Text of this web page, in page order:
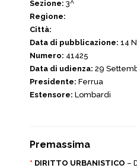
Sezione: 3^
Regione:
Città:
Data di pubblicazione: 14
Numero: 41425
Data di udienza: 29
Presidente: Ferrua
Estensore: Lombardi
Premassima
* DIRITTO URBANISTICO –